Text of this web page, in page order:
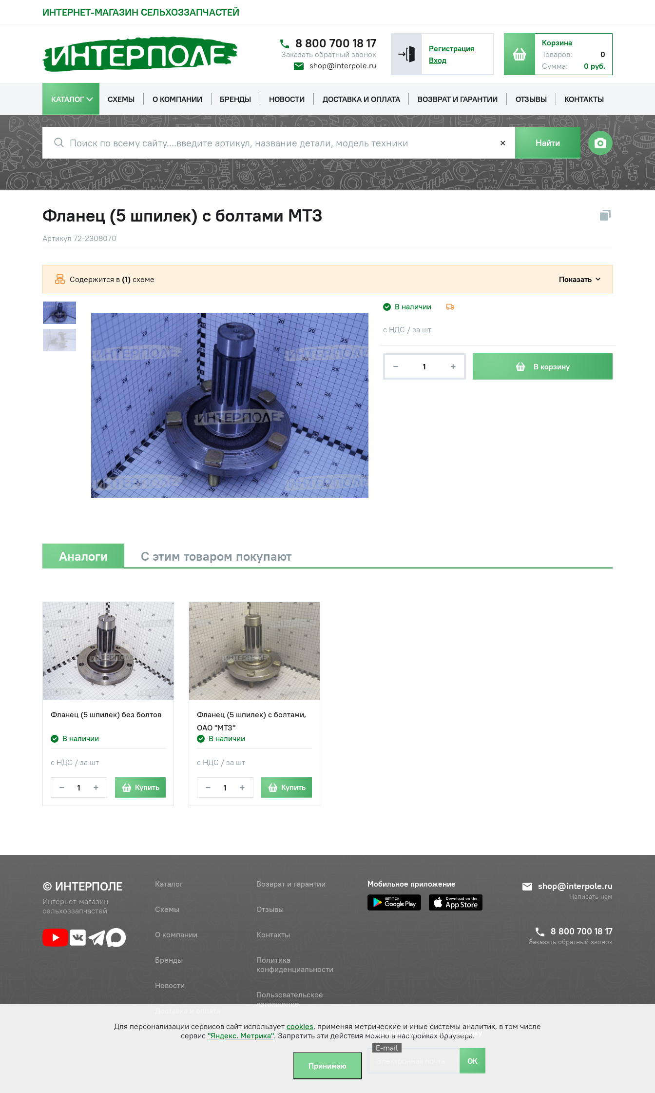
ИНТЕРНЕТ-МАГАЗИН СЕЛЬХОЗЗАПЧАСТЕЙ
8 800 700 18 17
Заказать обратный звонок
shop@interpole.ru
Регистрация
Вход
Корзина
Товаров:
0
Сумма:
0 руб.
КАТАЛОГ СХЕМЫ О КОМПАНИИ БРЕНДЫ НОВОСТИ ДОСТАВКА И ОПЛАТА ВОЗВРАТ И ГАРАНТИИ ОТЗЫВЫ КОНТАКТЫ
✕ Найти
Фланец (5 шпилек) с болтами МТЗ
Артикул 72-2308070
В наличии
с НДС / за шт
− + В корзину
Содержится в (1) схеме Показать
Аналоги С этим товаром покупают
Фланец (5 шпилек) без болтов
В наличии
с НДС / за шт
− + Купить
Фланец (5 шпилек) с болтами,
ОАО "МТЗ"
В наличии
с НДС / за шт
− + Купить
© ИНТЕРПОЛЕ
Интернет-магазин
сельхоззапчастей
Каталог
Схемы
О компании
Бренды
Новости
Возврат и гарантии
Отзывы
Контакты
Политика
конфиденциальности
Пользовательское
соглашение
Мобильное приложение shop@interpole.ru
Написать нам
8 800 700 18 17
Заказать обратный звонок
Подпишитесь на нашу рассылку
E-mail
ОК
Для персонализации сервисов сайт использует cookies, применяя метрические и иные системы аналитик, в том числе
сервис "Яндекс. Метрика". Запретить эти действия можно в настройках браузера.
Принимаю